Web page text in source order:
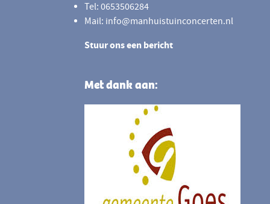
Tel: 0653506284
Mail: info@manhuistuinconcerten.nl
Stuur ons een bericht
Met dank aan: